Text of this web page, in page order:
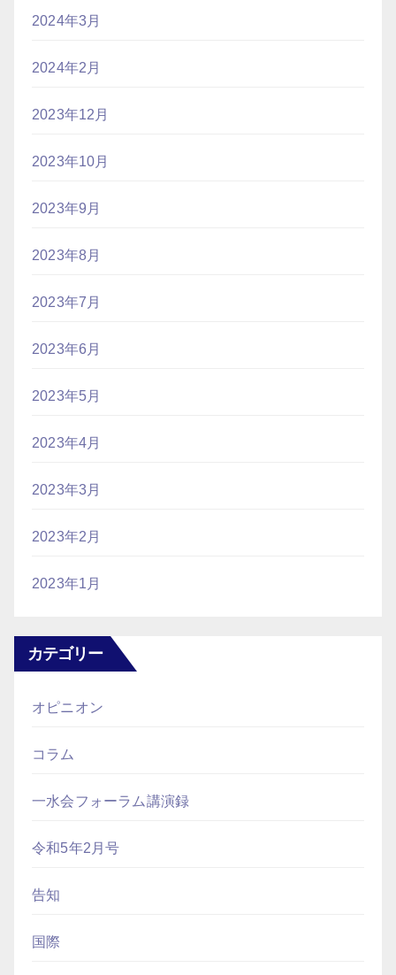
2024年3月
2024年2月
2023年12月
2023年10月
2023年9月
2023年8月
2023年7月
2023年6月
2023年5月
2023年4月
2023年3月
2023年2月
2023年1月
カテゴリー
オピニオン
コラム
一水会フォーラム講演録
令和5年2月号
告知
国際